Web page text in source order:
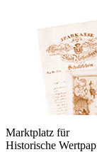
Marktplatz für
Historische